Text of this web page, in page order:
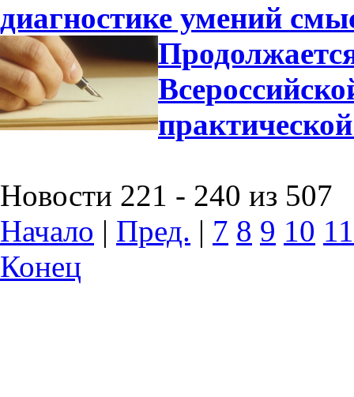
диагностике умений
Новости 221 - 240 из 507
Начало | Пред. | 7 8 9 10 11
Конец